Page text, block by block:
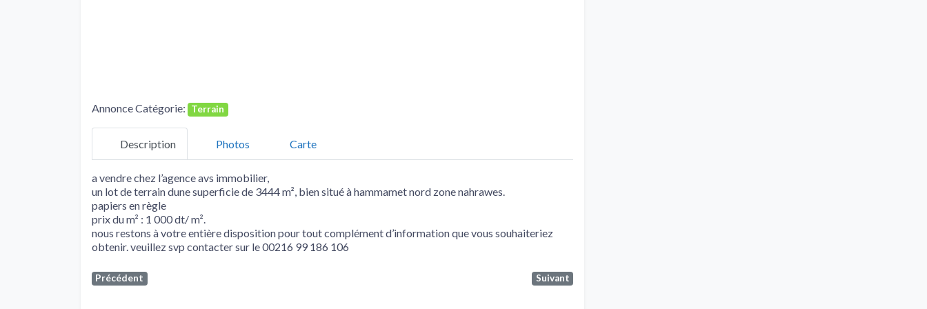
Annonce Catégorie: Terrain
Description Photos Carte
a vendre chez l’agence avs immobilier,
un lot de terrain dune superficie de 3444 m², bien situé à hammamet nord zone nahrawes.
papiers en règle
prix du m² : 1 000 dt/ m².
nous restons à votre entière disposition pour tout complément d’information que vous souhaiteriez
obtenir. veuillez svp contacter sur le 00216 99 186 106
Précédent Suivant